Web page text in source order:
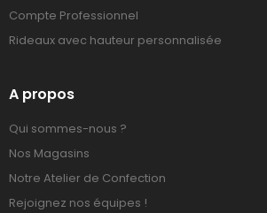
Compte Professionnel
Rideaux avec hauteur personnalisée
A propos
Qui sommes-nous ?
Nos Magasins
Notre Atelier de Confection
Rejoignez nos équipes !